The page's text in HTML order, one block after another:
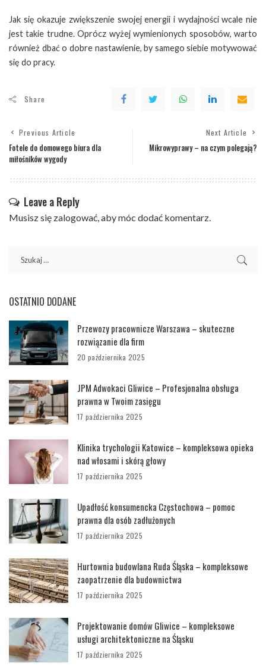
Jak się okazuje zwiększenie swojej energii i wydajności wcale nie
jest takie trudne. Oprócz wyżej wymienionych sposobów, warto
również dbać o dobre nastawienie, by samego siebie motywować
się do pracy.
Share
Previous Article
Fotele do domowego biura dla
miłośników wygody
Next Article
Mikrowyprawy – na czym polegają?
Leave a Reply
Musisz się zalogować, aby móc dodać komentarz.
OSTATNIO DODANE
Przewozy pracownicze Warszawa – skuteczne
rozwiązanie dla firm
20 października 2025
JPM Adwokaci Gliwice – Profesjonalna obsługa
prawna w Twoim zasięgu
17 października 2025
Klinika trychologii Katowice – kompleksowa opieka
nad włosami i skórą głowy
17 października 2025
Upadłość konsumencka Częstochowa – pomoc
prawna dla osób zadłużonych
17 października 2025
Hurtownia budowlana Ruda Śląska – kompleksowe
zaopatrzenie dla budownictwa
17 października 2025
Projektowanie domów Gliwice – kompleksowe
usługi architektoniczne na Śląsku
17 października 2025